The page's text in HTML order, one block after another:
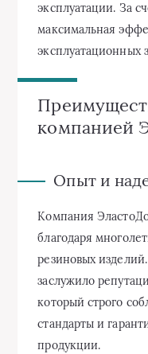
эксплуатации. За
максимальная
эксплуатационных
компанией
Опыт и
Компания
благодаря
резиновых
заслужило
который строго
стандарты и
продукции.